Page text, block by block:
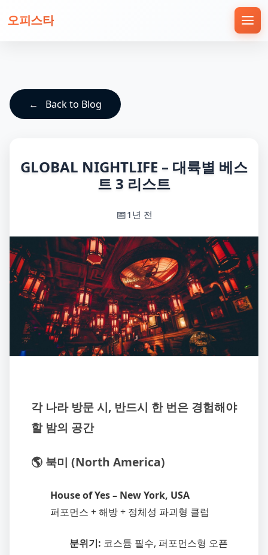
오피스타
Back to Blog
GLOBAL NIGHTLIFE – 대륙별 베스
트 3 리스트
1년 전
각 나라 방문 시, 반드시 한 번은 경험해야
할 밤의 공간
🌎 북미 (North America)
House of Yes – New York, USA
퍼포먼스 + 해방 + 정체성 파괴형 클럽
분위기: 코스튬 필수, 퍼포먼스형 오픈